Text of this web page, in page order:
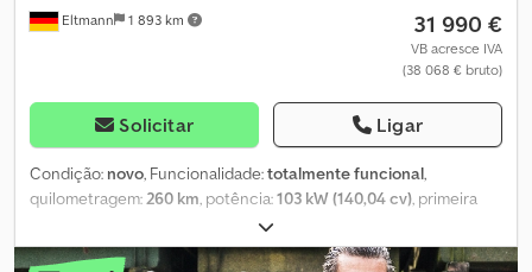
Eltmann 1 893 km 31 990 €
VB acresce IVA
(38 068 € bruto)
Solicitar Ligar
Condição: novo, Funcionalidade:totalmente funcional,
quilometragem:260 km, potência:103 kW (140,04 cv), primeira
, tipo de combustível:
2 150 kg, peso máximo de carga:1 350 kg, peso total:3 500 kg,